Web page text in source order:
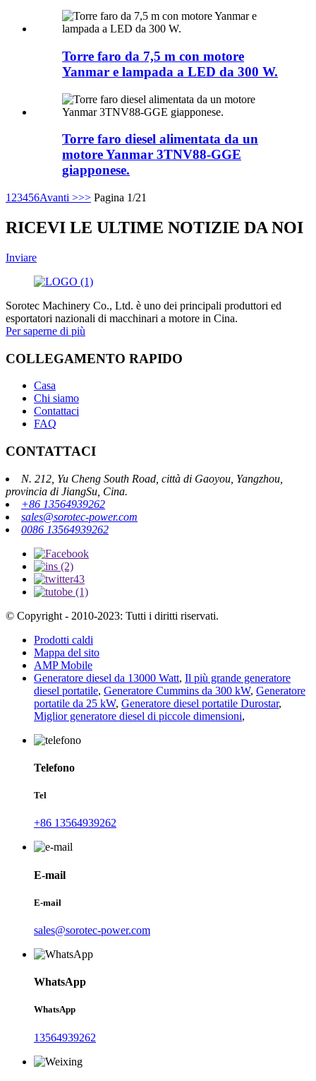
Torre faro da 7,5 m con motore
Yanmar e lampada a LED da 300 W.
Torre faro diesel alimentata da un
motore Yanmar 3TNV88-GGE
giapponese.
1 23456Avanti >>> Pagina 1/21
RICEVI LE ULTIME NOTIZIE DA NOI
Inviare
Sorotec Machinery Co., Ltd. è uno dei principali produttori ed
esportatori nazionali di macchinari a motore in Cina.
Per saperne di più
COLLEGAMENTO RAPIDO
Casa
Chi siamo
Contattaci
FAQ
CONTATTACI
N. 212, Yu Cheng South Road, città di Gaoyou, Yangzhou,
provincia di JiangSu, Cina.
+86 13564939262
sales@sorotec-power.com
0086 13564939262
© Copyright - 2010-2023: Tutti i diritti riservati.
Prodotti caldi
Mappa del sito
AMP Mobile
Generatore diesel da 13000 Watt, Il più grande generatore
diesel portatile, Generatore Cummins da 300 kW, Generatore
portatile da 25 kW, Generatore diesel portatile Durostar,
Miglior generatore diesel di piccole dimensioni,
Telefono
Tel
+86 13564939262
E-mail
E-mail
sales@sorotec-power.com
WhatsApp
WhatsApp
13564939262